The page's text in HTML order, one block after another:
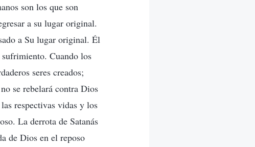
son los que son
a su lugar original.
a Su lugar original. Él
Cuando los
seres creados;
se rebelará contra Dios
respectivas vidas y los
La derrota de Satanás
de Dios en el reposo